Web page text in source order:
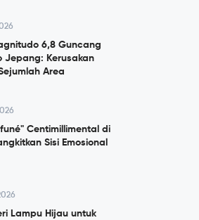
6,8 Guncang
Jepang: Kerusakan
Area
Centimillimental di
Sisi Emosional
Lampu Hijau untuk